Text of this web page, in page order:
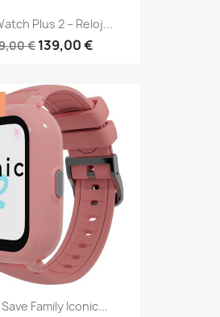
Plus 2 – Reloj...
€ 139,00 €
Family Iconic...